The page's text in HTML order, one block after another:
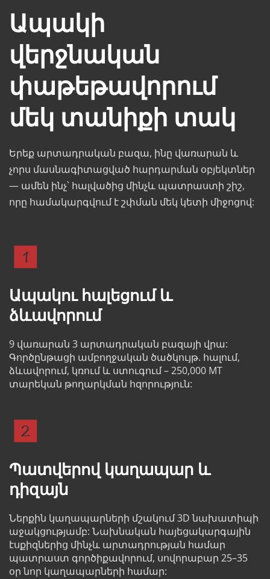
Ապակի
վերջնական
փաթեթավորում
մեկ տանիքի տակ
Երեք արտադրական բազա, ինը վառարան և
չորս մասնագիտացված հարդարման օբյեկտներ
— ամեն ինչ՝ հալվածից մինչև պատրաստի շիշ,
որը համակարգվում է շփման մեկ կետի միջոցով:
Ապակու հալեցում և
ձևավորում
9 վառարան 3 արտադրական բազայի վրա:
Գործընթացի ամբողջական ծածկույթ. հալում,
ձևավորում, կռում և ստուգում – 250,000 MT
տարեկան թողարկման հզորություն:
Պատվերով կաղապար և
դիզայն
Ներքին կաղապարների մշակում 3D նախատիպի
աջակցությամբ: Նախնական հայեցակարգային
էսքիզներից մինչև արտադրության համար
պատրաստ գործիքավորում, սովորաբար 25–35
օր նոր կաղապարների համար: